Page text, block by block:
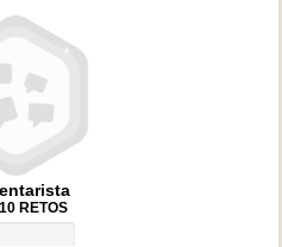
RETOS